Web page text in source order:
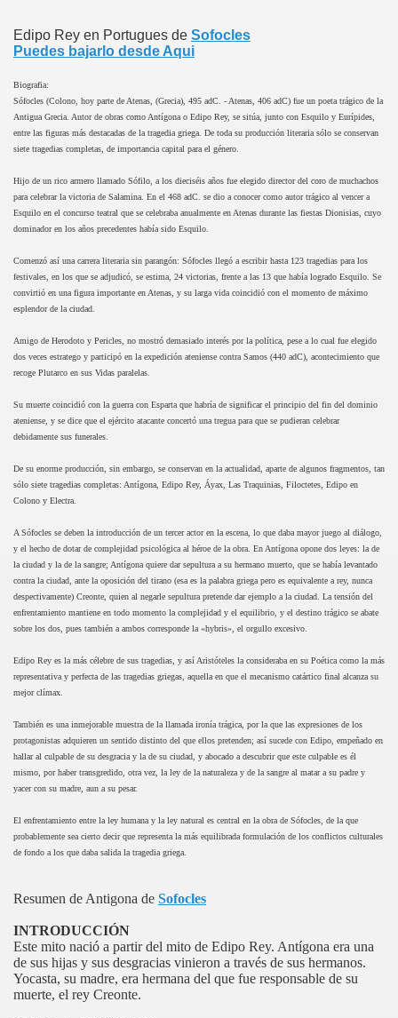
Edipo Rey en Portugues de Sofocles
Puedes bajarlo desde Aqui
Biografia:
Sófocles (Colono, hoy parte de Atenas, (Grecia), 495 adC. - Atenas, 406 adC) fue un poeta trágico de la
Antigua Grecia. Autor de obras como Antígona o Edipo Rey, se sitúa, junto con Esquilo y Eurípides,
entre las figuras más destacadas de la tragedia griega. De toda su producción literaria sólo se conservan
siete tragedias completas, de importancia capital para el género.
Hijo de un rico armero llamado Sófilo, a los dieciséis años fue elegido director del coro de muchachos
para celebrar la victoria de Salamina. En el 468 adC. se dio a conocer como autor trágico al vencer a
Esquilo en el concurso teatral que se celebraba anualmente en Atenas durante las fiestas Dionisias, cuyo
dominador en los años precedentes había sido Esquilo.
Comenzó así una carrera literaria sin parangón: Sófocles llegó a escribir hasta 123 tragedias para los
festivales, en los que se adjudicó, se estima, 24 victorias, frente a las 13 que había logrado Esquilo. Se
convirtió en una figura importante en Atenas, y su larga vida coincidió con el momento de máximo
esplendor de la ciudad.
Amigo de Herodoto y Pericles, no mostró demasiado interés por la política, pese a lo cual fue elegido
dos veces estratego y participó en la expedición ateniense contra Samos (440 adC), acontecimiento que
recoge Plutarco en sus Vidas paralelas.
Su muerte coincidió con la guerra con Esparta que habría de significar el principio del fin del dominio
ateniense, y se dice que el ejército atacante concertó una tregua para que se pudieran celebrar
debidamente sus funerales.
De su enorme producción, sin embargo, se conservan en la actualidad, aparte de algunos fragmentos, tan
sólo siete tragedias completas: Antígona, Edipo Rey, Áyax, Las Traquinias, Filoctetes, Edipo en
Colono y Electra.
A Sófocles se deben la introducción de un tercer actor en la escena, lo que daba mayor juego al diálogo,
y el hecho de dotar de complejidad psicológica al héroe de la obra. En Antígona opone dos leyes: la de
la ciudad y la de la sangre; Antígona quiere dar sepultura a su hermano muerto, que se había levantado
contra la ciudad, ante la oposición del tirano (esa es la palabra griega pero es equivalente a rey, nunca
despectivamente) Creonte, quien al negarle sepultura pretende dar ejemplo a la ciudad. La tensión del
enfrentamiento mantiene en todo momento la complejidad y el equilibrio, y el destino trágico se abate
sobre los dos, pues también a ambos corresponde la «hybris», el orgullo excesivo.
Edipo Rey es la más célebre de sus tragedias, y así Aristóteles la consideraba en su Poética como la más
representativa y perfecta de las tragedias griegas, aquella en que el mecanismo catártico final alcanza su
mejor clímax.
También es una inmejorable muestra de la llamada ironía trágica, por la que las expresiones de los
protagonistas adquieren un sentido distinto del que ellos pretenden; así sucede con Edipo, empeñado en
hallar al culpable de su desgracia y la de su ciudad, y abocado a descubrir que este culpable es él
mismo, por haber transgredido, otra vez, la ley de la naturaleza y de la sangre al matar a su padre y
yacer con su madre, aun a su pesar.
El enfrentamiento entre la ley humana y la ley natural es central en la obra de Sófocles, de la que
probablemente sea cierto decir que representa la más equilibrada formulación de los conflictos culturales
de fondo a los que daba salida la tragedia griega.
Resumen de Antigona de Sofocles
INTRODUCCIÓN
Este mito nació a partir del mito de Edipo Rey. Antígona era una
de sus hijas y sus desgracias vinieron a través de sus hermanos.
Yocasta, su madre, era hermana del que fue responsable de su
muerte, el rey Creonte.